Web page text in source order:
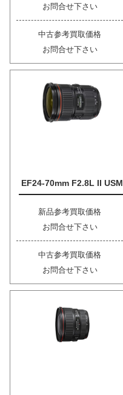
お問合せ下さい
中古参考買取価格
お問合せ下さい
EF24-70mm F2.8L II USM
新品参考買取価格
お問合せ下さい
中古参考買取価格
お問合せ下さい